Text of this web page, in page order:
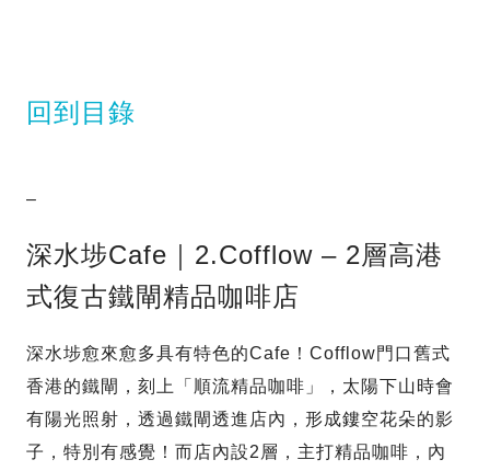
回到目錄
–
深水埗Cafe｜2.Cofflow – 2層高港
式復古鐵閘精品咖啡店
深水埗愈來愈多具有特色的Cafe！Cofflow門口舊式
香港的鐵閘，刻上「順流精品咖啡」，太陽下山時會
有陽光照射，透過鐵閘透進店內，形成鏤空花朵的影
子，特別有感覺！而店內設2層，主打精品咖啡，內